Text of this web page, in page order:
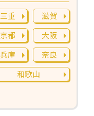
三重
滋賀
京都
大阪
兵庫
奈良
和歌山